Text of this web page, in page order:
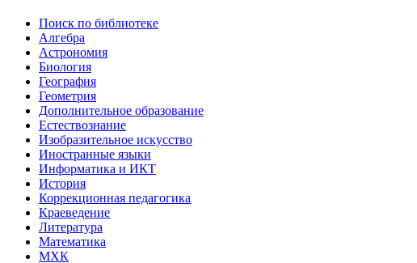
Поиск по библиотеке
Алгебра
Астрономия
Биология
География
Геометрия
Дополнительное образование
Естествознание
Изобразительное искусство
Иностранные языки
Информатика и ИКТ
История
Коррекционная педагогика
Краеведение
Литература
Математика
МХК